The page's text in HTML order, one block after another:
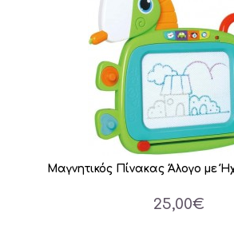
Μαγνητικός Πίνακας Άλογο με
25,00€